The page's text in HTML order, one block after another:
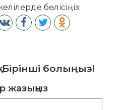
бөлісіңіз:
Бірінші болыңыз!
жазыңыз